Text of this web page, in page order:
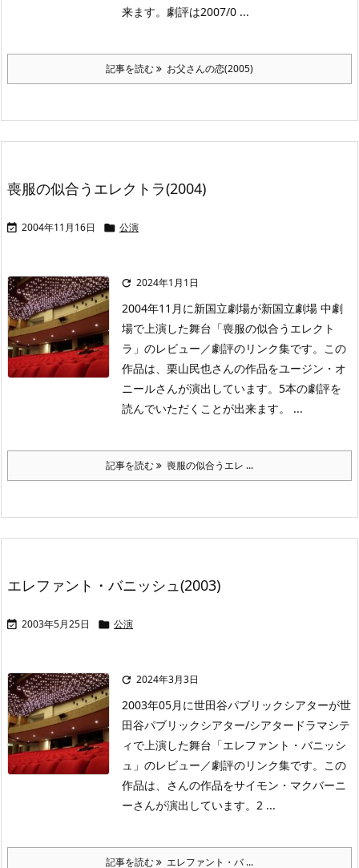
来ます。劇評は2007/0 ...
記事を読む お父さんの恋(2005)
喪服の似合うエレクトラ(2004)
 2004年11月16日  公演
 2024年1月1日
2004年11月に新国立劇場が新国立劇場 中劇
場で上演した舞台「喪服の似合うエレクト
ラ」のレビュー／劇評のリンク集です。この
作品は、栗山民也さんの作品をユージン・オ
ニールさんが演出しています。5本の劇評を
読んでいただくことが出来ます。 ...
記事を読む 喪服の似合うエレ ...
エレファント・バニッシュ(2003)
 2003年5月25日  公演
 2024年3月3日
2003年05月に世田谷パブリックシアターが世
田谷パブリックシアター/シアタードラマシテ
ィで上演した舞台「エレファント・バニッシ
ュ」のレビュー／劇評のリンク集です。この
作品は、さんの作品をサイモン・マクバーニ
ーさんが演出しています。2 ...
記事を読む エレファント・バ ...